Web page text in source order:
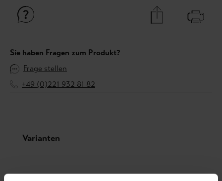
Sie haben Fragen zum Produkt?
Frage stellen
+49 (0)221 932 81 82
Produktgalerie überspringen
Varianten